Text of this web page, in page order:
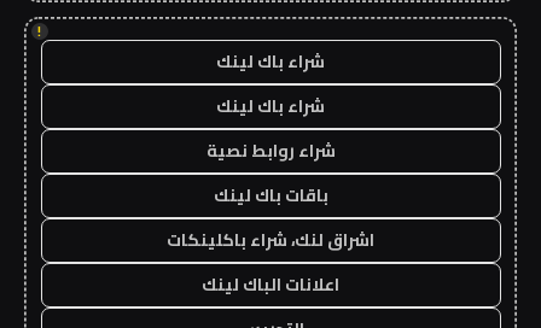
!
شراء باك لينك
شراء باك لينك
شراء روابط نصية
باقات باك لينك
اشراق لنك، شراء باكلينكات
اعلانات الباك لينك